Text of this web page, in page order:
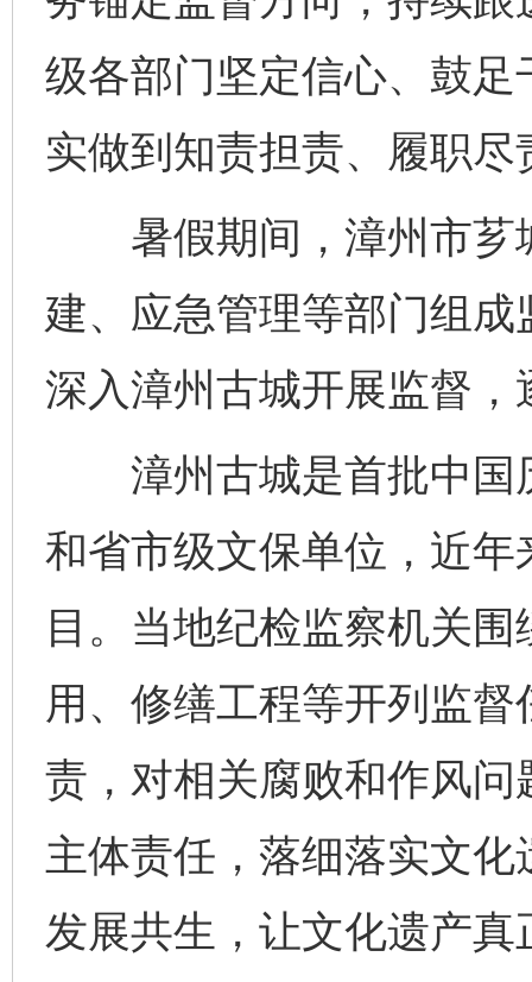
级各部门坚定信心、鼓
实做到知责担责、履职尽
暑假期间，漳州市芗
建、应急管理等部门组
深入漳州古城开展监督
漳州古城是首批中国
和省市级文保单位，近
目。当地纪检监察机关
用、修缮工程等开列监
责，对相关腐败和作风
主体责任，落细落实文
发展共生，让文化遗产真